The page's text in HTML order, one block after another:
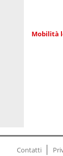
Mobilità
Contatti